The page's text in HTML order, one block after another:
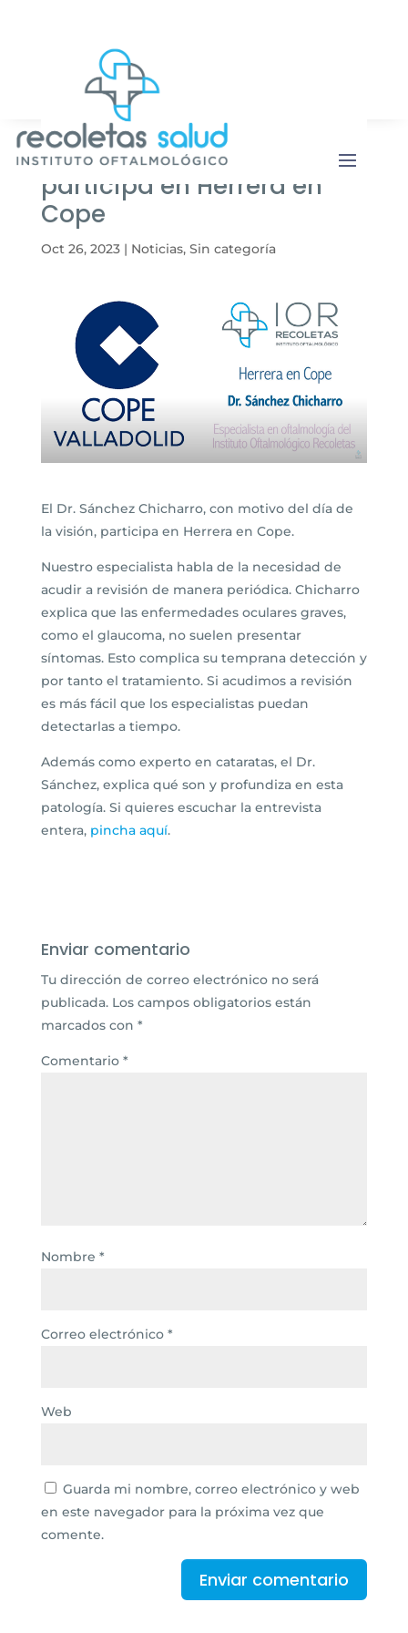
El Dr. Sánchez Chicharro
participa en Herrera en
Cope
Oct 26, 2023| Noticias, Sin categoría
El Dr. Sánchez Chicharro, con motivo del día de
la visión, participa en Herrera en Cope.
Nuestro especialista habla de la necesidad de
acudir a revisión de manera periódica. Chicharro
explica que las enfermedades oculares graves,
como el glaucoma, no suelen presentar
síntomas. Esto complica su temprana detección y
por tanto el tratamiento. Si acudimos a revisión
es más fácil que los especialistas puedan
detectarlas a tiempo.
Además como experto en cataratas, el Dr.
Sánchez, explica qué son y profundiza en esta
patología. Si quieres escuchar la entrevista
entera, pincha aquí.
Enviar comentario
Tu dirección de correo electrónico no será
publicada. Los campos obligatorios están
marcados con *
Comentario *
Nombre *
Correo electrónico *
Web
Guarda mi nombre, correo electrónico y web
en este navegador para la próxima vez que
comente.